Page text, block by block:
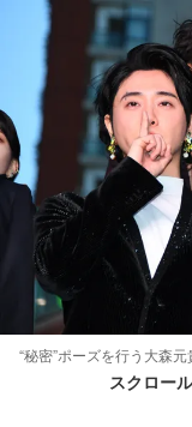
“秘密”ポーズを行う大森
スクロー